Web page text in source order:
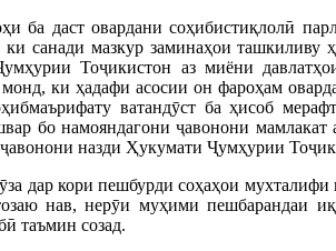
ба даст овардани соҳибистиқлолӣ
ки санади мазкур заминаҳои
Тоҷикистон аз миёни
ки ҳадафи асосии он фароҳам
ватандӯст ба ҳисоб
бо намояндагони ҷавонони
назди Ҳукумати Ҷумҳурии
дар кори пешбурди соҳаҳои
нав, нерӯи муҳими пешбарандаи
таъмин созад.